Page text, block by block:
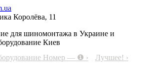
Королёва, 11
для шиномонтажа в Украине и
Киев
Номер — ❶ › Лучшее! ›